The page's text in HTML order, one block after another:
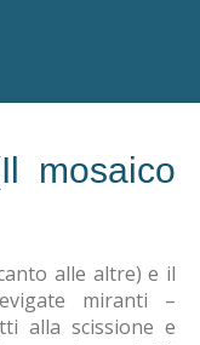
mosaico
alle altre) e il
miranti –
alla scissione e